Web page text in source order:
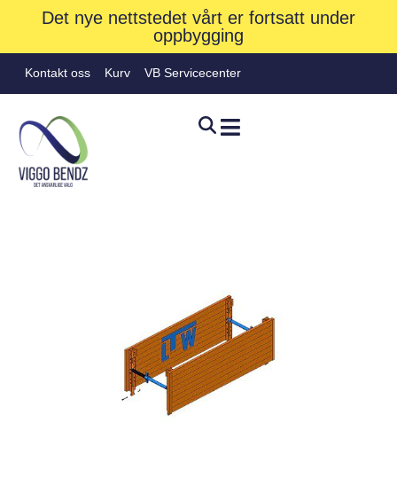
Det nye nettstedet vårt er fortsatt under
oppbygging
Kontakt oss Kurv VB Servicecenter